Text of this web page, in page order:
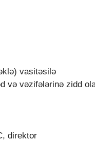
vasitəsilə
və vəzifələrinə zidd
direktor